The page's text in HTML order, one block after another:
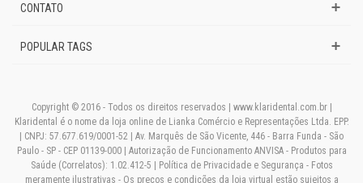
CONTATO
POPULAR TAGS
Copyright © 2016 - Todos os direitos reservados | www.klaridental.com.br |
Klaridental é o nome da loja online de Lianka Comércio e Representações Ltda. EPP.
| CNPJ: 57.677.619/0001-52 | Av. Marquês de São Vicente, 446 - Barra Funda - São
Paulo - SP - CEP 01139-000 | Autorização de Funcionamento ANVISA - Produtos para
Saúde (Correlatos): 1.02.412-5 | Política de Privacidade e Segurança - Fotos
meramente ilustrativas - Os preços e condições da loja virtual estão sujeitos a